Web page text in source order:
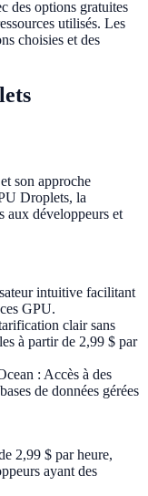
des options gratuites
utilisés. Les
choisies et des
son approche
Droplets, la
aux développeurs et
intuitive facilitant
GPU.
clair sans
à partir de 2,99 $ par
: Accès à des
de données gérées
2,99 $ par heure,
ayant des